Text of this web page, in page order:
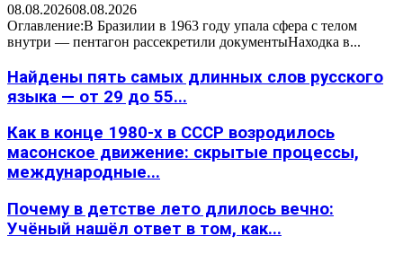
08.08.202608.08.2026
Оглавление:В Бразилии в 1963 году упала сфера с телом
внутри — пентагон рассекретили документыНаходка в...
Найдены пять самых длинных слов русского
языка — от 29 до 55...
Как в конце 1980-х в СССР возродилось
масонское движение: скрытые процессы,
международные...
Почему в детстве лето длилось вечно:
Учёный нашёл ответ в том, как...